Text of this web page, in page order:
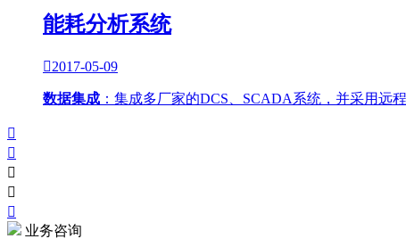
能耗分析系统
2017-05-09
数据集成 ：集成多厂家的DCS、SCADA系统，并采用





业务咨询